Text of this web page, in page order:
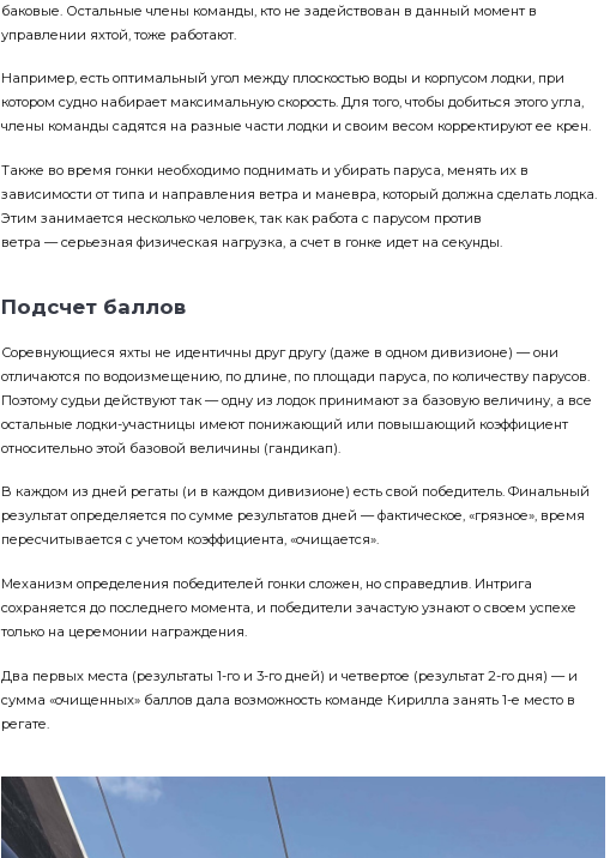
баковые. Остальные члены команды, кто не задействован в данный момент в
управлении яхтой, тоже работают.
Например, есть оптимальный угол между плоскостью воды и корпусом лодки, при
котором судно набирает максимальную скорость. Для того, чтобы добиться этого угла,
члены коман­ды садятся на разные части лодки и своим весом корректируют ее крен.
Также во время гонки необходимо поднимать и убирать паруса, менять их в
зависимости от типа и направления вет­ра и маневра, который должна сделать лодка.
Этим занимается несколько человек, так как работа с парусом против
ветра — серьезная физическая нагрузка, а счет в гонке идет на секунды.
Подсчет баллов
Соревнующиеся яхты не идентичны друг другу (даже в одном дивизионе) — они
отличаются по водоизмещению, по длине, по площади паруса, по количеству парусов.
Поэтому судьи действуют так — одну из лодок принимают за базовую величину, а все
остальные лодки-участницы имеют понижающий или повышающий коэффициент
относительно этой базовой величины (гандикап).
В каждом из дней регаты (и в каждом дивизионе) есть свой победитель. Финальный
результат определяется по сумме результатов дней — фактическое, «грязное», время
пересчитывается с учетом коэффициента, «очищается».
Механизм определения победителей гонки сложен, но справедлив. Интрига
сохраняется до последнего момента, и победители зачастую узнают о своем успехе
только на церемонии награждения.
Два первых места (результаты 1-го и 3-го дней) и четвертое (результат 2-го дня) — и
сумма «очищенных» баллов дала возможность команде ­Кирилла занять 1-е место в
регате.